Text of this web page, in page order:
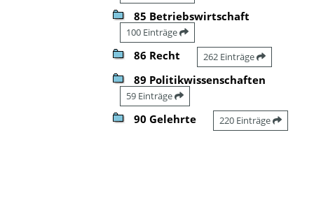
85 Betriebswirtschaft
100 Einträge
86 Recht 262 Einträge
89 Politikwissenschaften
59 Einträge
90 Gelehrte 220 Einträge